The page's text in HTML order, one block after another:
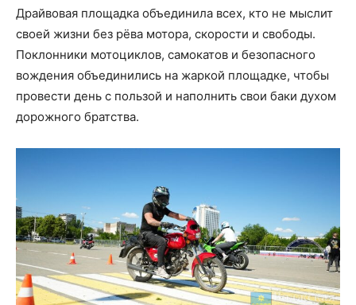
Драйвовая площадка объединила всех, кто не мыслит
своей жизни без рёва мотора, скорости и свободы.
Поклонники мотоциклов, самокатов и безопасного
вождения объединились на жаркой площадке, чтобы
провести день с пользой и наполнить свои баки духом
дорожного братства.